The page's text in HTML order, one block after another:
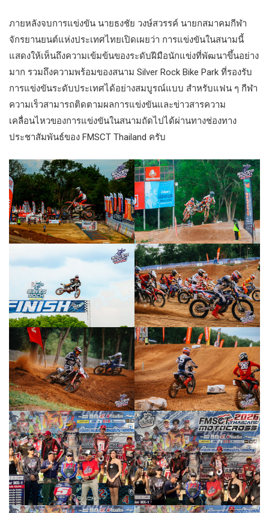
ภายหลังจบการแข่งขัน​ นายธงชัย​ วงษ์สวรรค์​ นายกสมาคมกีฬา
จักรยานยนต์​แห่งประเทศ​ไทย​เปิดเผยว่า​ การแข่งขันในสนามนี้
แสดงให้เห็นถึงความเข้มข้นของระดับฝีมือนักแข่งที่พัฒนาขึ้นอย่าง
มาก รวมถึงความพร้อมของสนาม Silver Rock Bike Park ที่รองรับ
การแข่งขันระดับประเทศได้อย่างสมบูรณ์แบบ สำหรับแฟน ๆ กีฬา
ความเร็วสามารถติดตามผลการแข่งขันและข่าวสารความ
เคลื่อนไหวของการแข่งขันในสนามถัดไปได้ผ่านทางช่องทาง
ประชาสัมพันธ์ของ FMSCT Thailand ครับ